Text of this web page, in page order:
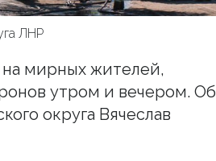
ЛНР
мирных жителей,
утром и вечером. Об
округа Вячеслав